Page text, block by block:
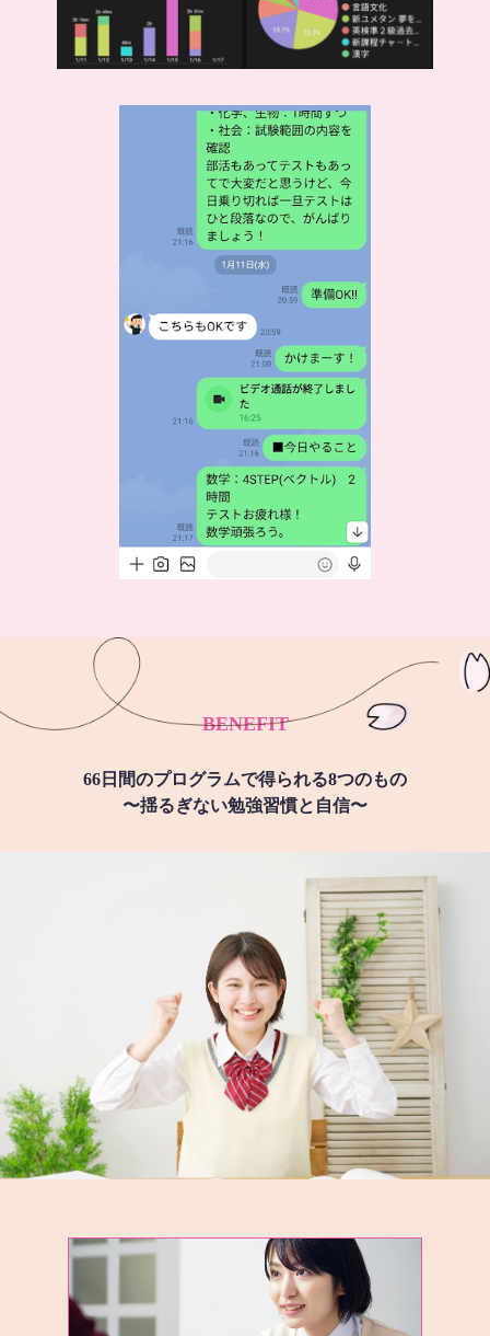
BENEFIT
66日間のプログラムで得られる8つのもの
〜揺るぎない勉強習慣と自信〜